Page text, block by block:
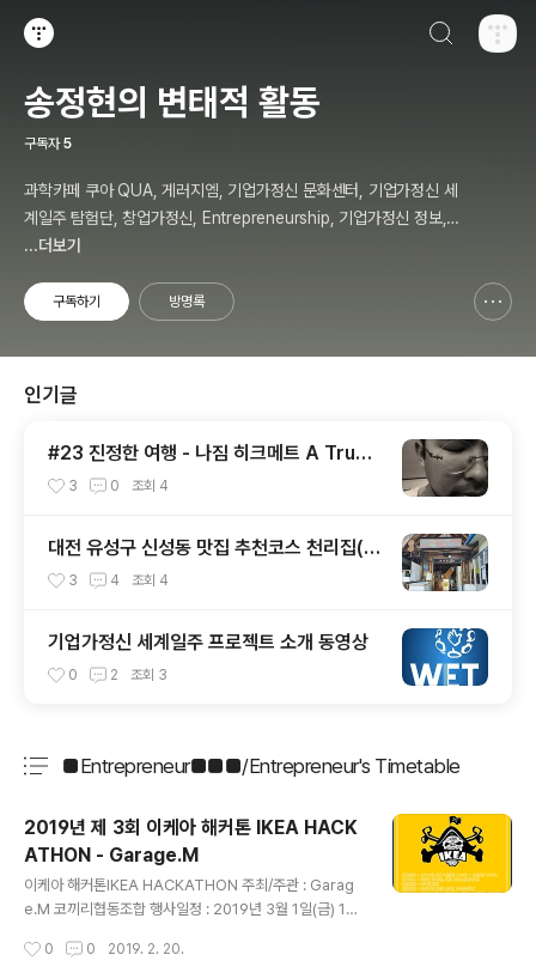
송정현의 변태적 활동
구독자 5
과학카페 쿠아 QUA, 게러지엠, 기업가정신 문화센터, 기업가정신 세
계일주 탐험단, 창업가정신, Entrepreneurship, 기업가정신 정보,
칼럼, 저자, 강사, 송정현, Budher Song
...더보기
구독하기 방명록
인기글
#23 진정한 여행 - 나짐 히크메트 A True
Travel - Nazim Hikmet - 기업가정신 세
3 0 조회 4
대전 유성구 신성동 맛집 추천코스 천리집(순
대국밥) - 카페쿠아(커피)
3 4 조회 4
기업가정신 세계일주 프로젝트 소개 동영상
0 2 조회 3
■Entrepreneur■■■/Entrepreneur's Timetable
2019년 제 3회 이케아 해커톤 IKEA HACK
ATHON - Garage.M
이케아 해커톤IKEA HACKATHON 주최/주관 : Garag
e.M 코끼리협동조합 행사일정 : 2019년 3월 1일(금) 10:
센터(광명) 모집인원 : 20명(선발) 해킹내용 : 이케아 제품
0 0 2019. 2. 20.